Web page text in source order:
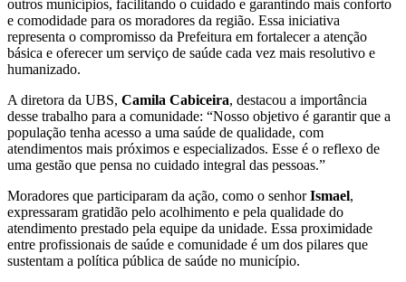
outros municípios, facilitando o cuidado e garantindo mais conforto
e comodidade para os moradores da região. Essa iniciativa
representa o compromisso da Prefeitura em fortalecer a atenção
básica e oferecer um serviço de saúde cada vez mais resolutivo e
humanizado.
A diretora da UBS, Camila Cabiceira, destacou a importância
desse trabalho para a comunidade: “Nosso objetivo é garantir que a
população tenha acesso a uma saúde de qualidade, com
atendimentos mais próximos e especializados. Esse é o reflexo de
uma gestão que pensa no cuidado integral das pessoas.”
Moradores que participaram da ação, como o senhorIsmael,
expressaram gratidão pelo acolhimento e pela qualidade do
atendimento prestado pela equipe da unidade. Essa proximidade
entre profissionais de saúde e comunidade é um dos pilares que
sustentam a política pública de saúde no município.